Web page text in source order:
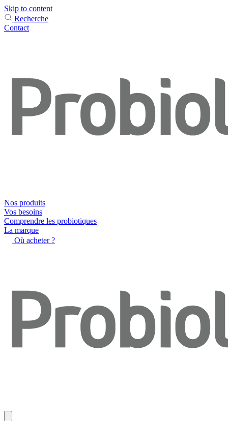
Skip to content
Recherche
Contact
Nos produits
Vos besoins
Comprendre les probiotiques
La marque
Où acheter ?